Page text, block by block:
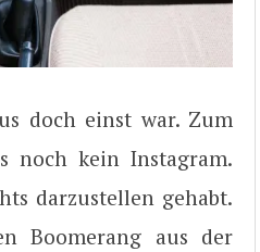
doch einst war. Zum
noch kein Instagram.
darzustellen gehabt.
Boomerang aus der